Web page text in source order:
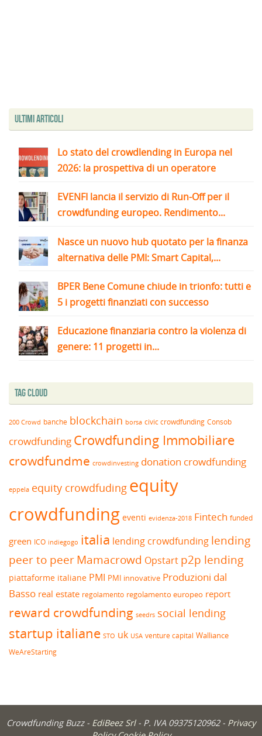
Ultimi articoli
Lo stato del crowdlending in Europa nel
2026: la prospettiva di un operatore
EVENFI lancia il servizio di Run-Off per il
crowdfunding europeo. Rendimento...
Nasce un nuovo hub quotato per la finanza
alternativa delle PMI: Smart Capital,...
BPER Bene Comune chiude in trionfo: tutti e
5 i progetti finanziati con successo
Educazione finanziaria contro la violenza di
genere: 11 progetti in...
Tag Cloud
200 Crowd banche blockchain borsa civic crowdfunding Consob
crowdfunding Crowdfunding Immobiliare
crowdfundme crowdinvesting donation crowdfunding
eppela equity crowdfuding equity
crowdfunding eventi evidenza-2018 Fintech funded
green ICO indiegogo italia lending crowdfunding lending
peer to peerMamacrowd Opstart p2p lending
piattaforme italiane PMI PMI innovative Produzioni dal
Basso real estate regolamento regolamento europeo report
reward crowdfunding seedrs social lending
startup italiane STO uk USA venture capital Walliance
WeAreStarting
Crowdfunding Buzz - EdiBeez Srl - P. IVA 09375120962 - Privacy